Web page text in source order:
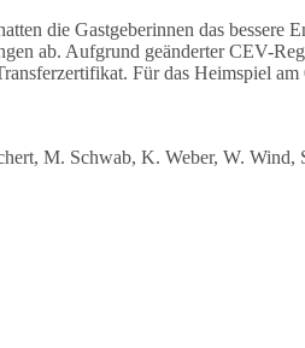
die Gastgeberinnen das
ab. Aufgrund geänderter CEV-
Für das Heimspiel
M. Schwab, K. Weber, W. Wind,